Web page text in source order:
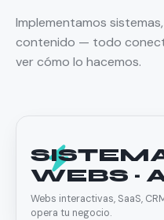
Implementamos
contenido — todo
ver cómo lo hacemos.
WEBS ·
Webs interactivas, SaaS,
opera tu negocio.